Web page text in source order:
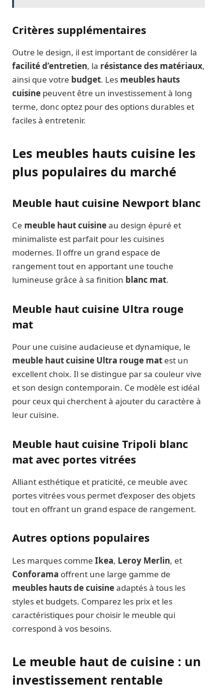
Critères supplémentaires
Outre le design, il est important de considérer la
facilité d’entretien, la résistance des matériaux,
ainsi que votre budget. Les meubles hauts
cuisine peuvent être un investissement à long
terme, donc optez pour des options durables et
faciles à entretenir.
Les meubles hauts cuisine les
plus populaires du marché
Meuble haut cuisine Newport blanc
Ce meuble haut cuisineau design épuré et
minimaliste est parfait pour les cuisines
modernes. Il offre un grand espace de
rangement tout en apportant une touche
lumineuse grâce à sa finition blanc mat.
Meuble haut cuisine Ultra rouge
mat
Pour une cuisine audacieuse et dynamique, le
meuble haut cuisine Ultra rouge mat est un
excellent choix. Il se distingue par sa couleur vive
et son design contemporain. Ce modèle est idéal
pour ceux qui cherchent à ajouter du caractère à
leur cuisine.
Meuble haut cuisine Tripoli blanc
mat avec portes vitrées
Alliant esthétique et praticité, ce meuble avec
portes vitrées vous permet d’exposer des objets
tout en offrant un grand espace de rangement.
Autres options populaires
Les marques comme Ikea, Leroy Merlin, et
Conforama offrent une large gamme de
meubles hauts de cuisineadaptés à tous les
styles et budgets. Comparez les prix et les
caractéristiques pour choisir le meuble qui
correspond à vos besoins.
Le meuble haut de cuisine : un
investissement rentable